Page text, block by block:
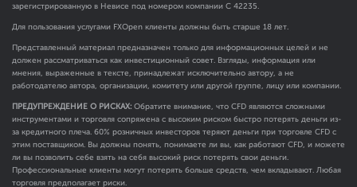
зарегистрированную в Невисе под номером компании C 42235.
Для пользования услугами FXOpen клиенты должны быть старше 18 лет.
Представленный материал предназначен только для информационных целей и не
должен рассматриваться как инвестиционный совет. Взгляды, информация или
мнения, выраженные в тексте, принадлежат исключительно автору, а не
работодателю автора, организации, комитету или другой группе, лицу или компании.
ПРЕДУПРЕЖДЕНИЕ О РИСКАХ: Обратите внимание, что CFD являются сложными
инструментами и торговля сопряжена с высоким риском быстро потерять деньги из-
за кредитного плеча. 60% розничных инвесторов теряют деньги при торговле CFD с
этим поставщиком. Вы должны понять, понимаете ли вы, как работают CFD, и можете
ли вы позволить себе взять на себя высокий риск потерять свои деньги.
Профессиональные клиенты могут потерять больше средств, чем вкладывают. Любая
торговля предполагает риски.